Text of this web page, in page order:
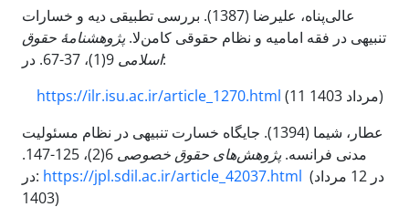
عالی‌پناه، علیرضا (1387). بررسی تطبیقی دیه و خسارات
تنبیهی در فقه امامیه و نظام حقوقی کامن‌لا. پژوهشنامۀ حقوق
اسلامی9(1)، 37-67. در:
https://ilr.isu.ac.ir/article_1270.html
(11 مرداد 1403)
عطار، شیما (1394). جایگاه خسارت تنبیهی در نظام مسئولیت
مدنی فرانسه. پژوهش‌های حقوق خصوصی
6(2)، 125-147.
در: https://jpl.sdil.ac.ir/article_42037.html (در 12 مرداد
1403)